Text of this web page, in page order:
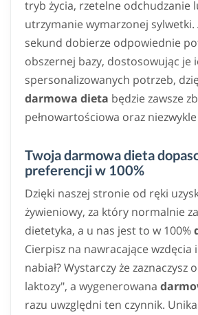
tryb życia, rzetelne odchudzanie
utrzymanie wymarzonej
sekund dobierze odpowiednie
obszernej bazy, dostosowując je
spersonalizowanych potrzeb,
darmowa dieta będzie zawsze
pełnowartościowa oraz
Twoja darmowa dieta
preferencji w 100%
Dzięki naszej stronie od ręki
żywieniowy, za który normalnie
dietetyka, a u nas jest to w 100%
Cierpisz na nawracające wzdęcia
nabiał? Wystarczy że zaznaczysz
laktozy", a wygenerowana
razu uwzględni ten czynnik.